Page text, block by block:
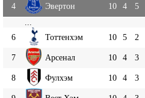
4
Эвертон 10 4 5
6
Тоттенхэм 10 5 2
7 Арсенал 10 4 3
8 Фулхэм 10 4 3